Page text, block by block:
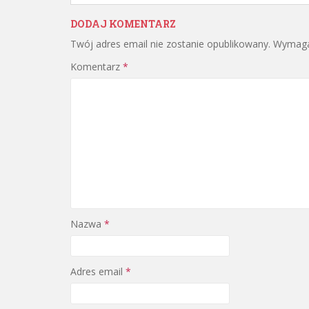
DODAJ KOMENTARZ
Twój adres email nie zostanie opublikowany.
Komentarz *
Nazwa *
Adres email *